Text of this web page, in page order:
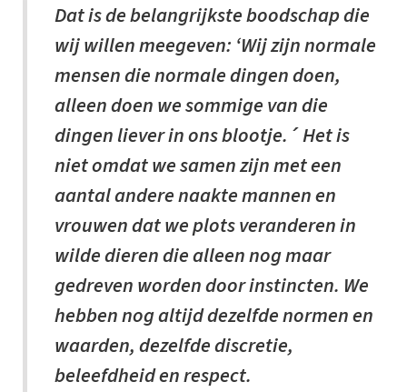
Dat is de belangrijkste boodschap die
wij willen meegeven: ‘Wij zijn normale
mensen die normale dingen doen,
alleen doen we sommige van die
dingen liever in ons blootje.´ Het is
niet omdat we samen zijn met een
aantal andere naakte mannen en
vrouwen dat we plots veranderen in
wilde dieren die alleen nog maar
gedreven worden door instincten. We
hebben nog altijd dezelfde normen en
waarden, dezelfde discretie,
beleefdheid en respect.